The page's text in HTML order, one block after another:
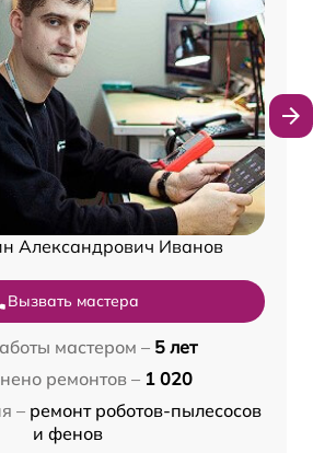
Александрович Иванов
Вызвать мастера
мастером – 5 лет
ремонтов – 1 020
– ремонт роботов-пылесосов
и фенов